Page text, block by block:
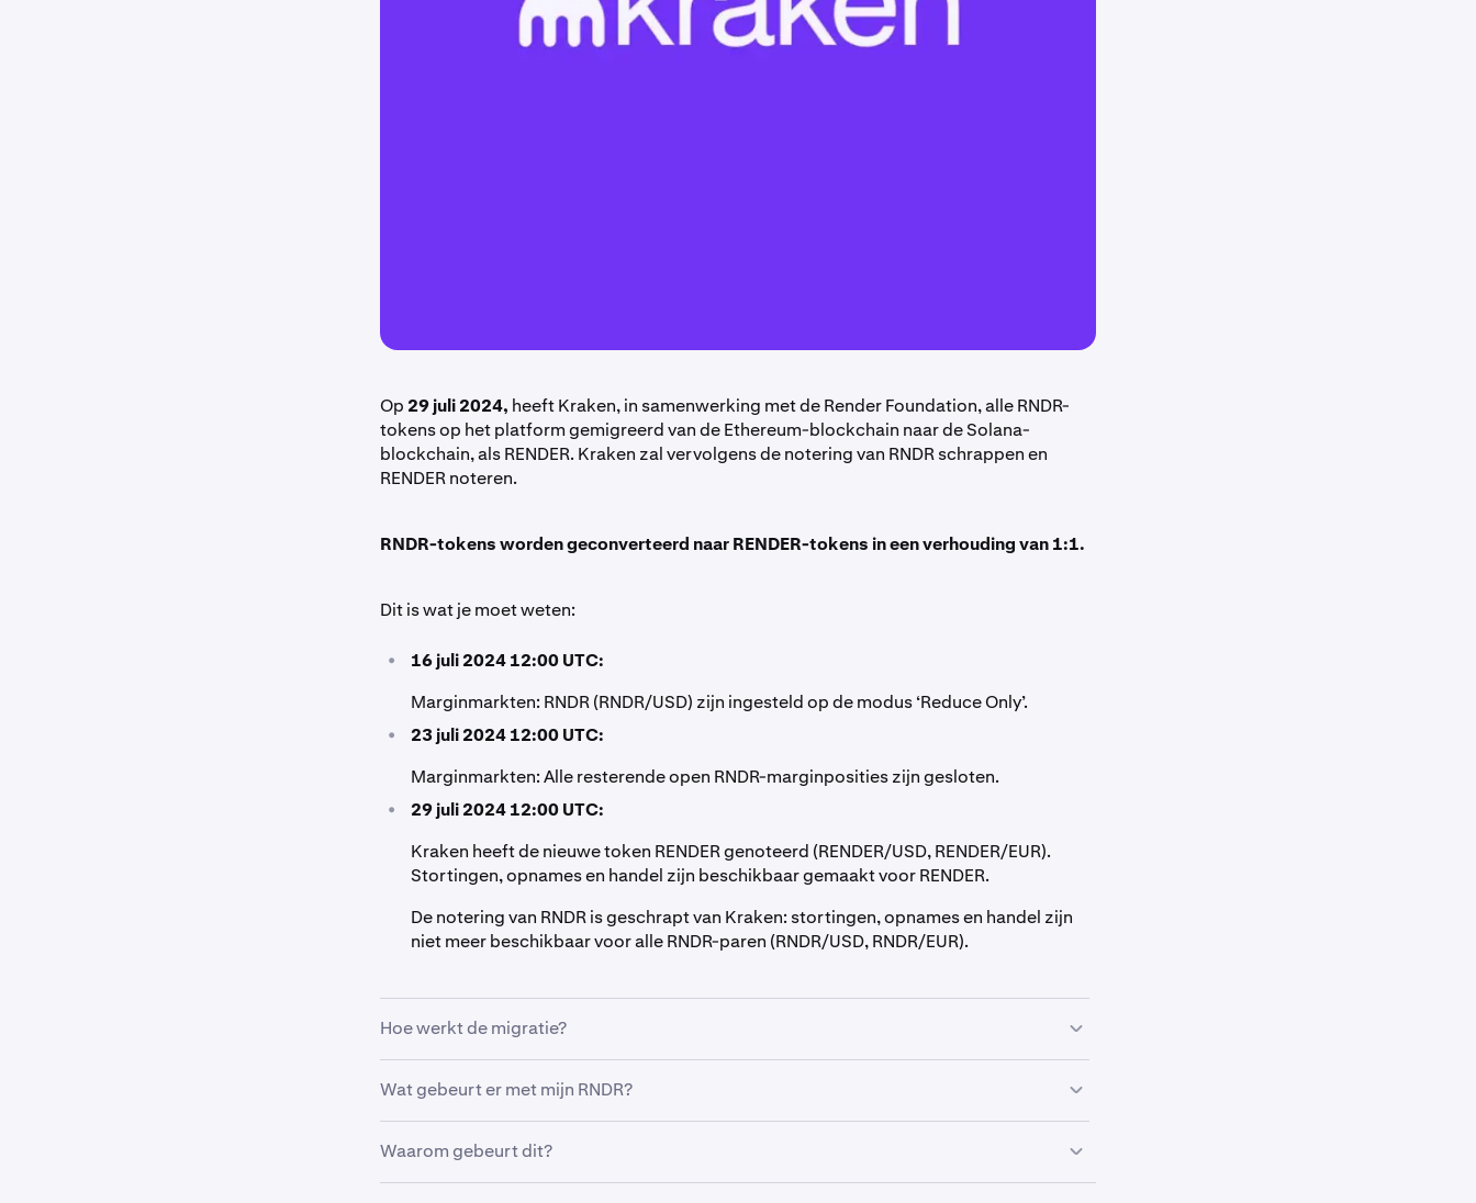
Op 29 juli 2024, heeft Kraken, in samenwerking met de Render Foundation, alle RNDR-
tokens op het platform gemigreerd van de Ethereum-blockchain naar de Solana-
blockchain, als RENDER. Kraken zal vervolgens de notering van RNDR schrappen en
RENDER noteren.
RNDR-tokens worden geconverteerd naar RENDER-tokens in een verhouding van 1:1.
Dit is wat je moet weten:
•
16 juli 2024 12:00 UTC:
Marginmarkten: RNDR (RNDR/USD) zijn ingesteld op de modus ‘Reduce Only’.
•
23 juli 2024 12:00 UTC:
Marginmarkten: Alle resterende open RNDR-marginposities zijn gesloten.
•
29 juli 2024 12:00 UTC:
Kraken heeft de nieuwe token RENDER genoteerd (RENDER/USD, RENDER/EUR).
Stortingen, opnames en handel zijn beschikbaar gemaakt voor RENDER.
De notering van RNDR is geschrapt van Kraken: stortingen, opnames en handel zijn
niet meer beschikbaar voor alle RNDR-paren (RNDR/USD, RNDR/EUR).
Hoe werkt de migratie?
Op het moment van de migratie van RNDR naar RENDER heeft Kraken een snapshot
gemaakt van alle RNDR-saldi van gebruikers en deze exacte saldi geconverteerd naar
RENDER. De conversie is 1:1, dus het saldo in RNDR zal identiek zijn in RENDER.
Wat gebeurt er met mijn RNDR?
Als je op het moment van de migratie naar RENDER op 29 juli een RNDR-saldo had, dan is
je RNDR-saldo door Kraken automatisch geconverteerd naar RENDER in een verhouding
van 1:1.
Waarom gebeurt dit?